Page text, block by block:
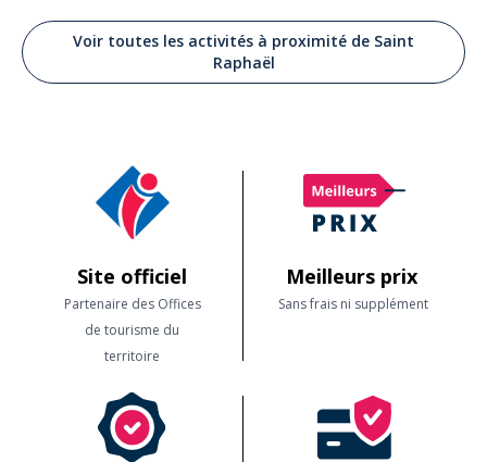
Voir toutes les activités à proximité de Saint
Raphaël
Site officiel
Partenaire des Offices
de tourisme du
territoire
Meilleurs prix
Sans frais ni supplément